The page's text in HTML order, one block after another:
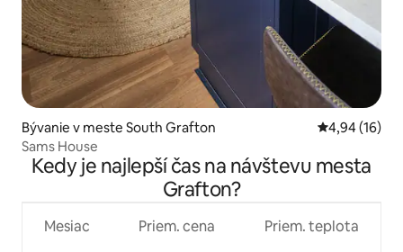
Bývanie v meste South Grafton Priemerné
4,94 (16)
Sams House
Kedy je najlepší čas na návštevu mesta
Grafton?
Mesiac Priem. cena Priem. teplota